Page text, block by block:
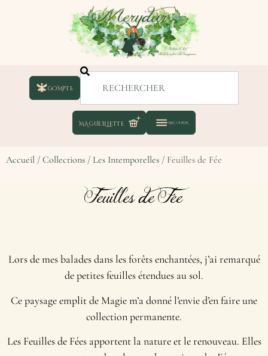
COMPTE
Accueil / Collections / Les Intemporelles / Feuilles de Fée
Feuilles de Fée
Lors de mes balades dans les forêts enchantées, j’ai remarqué
de petites feuilles étendues au sol.
Ce paysage emplit de Magie m’a donné l’envie d’en faire une
collection permanente.
Les Feuilles de Fées apportent la nature et le renouveau. Elles